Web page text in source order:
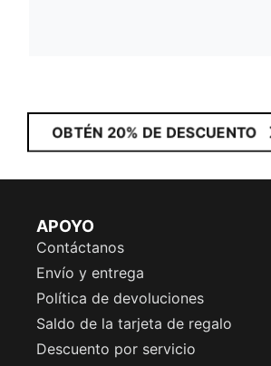
OBTÉN 20% DE DESCUENTO
APOYO
Contáctanos
Envío y entrega
Política de devoluciones
Saldo de la tarjeta de regalo
Descuento por servicio